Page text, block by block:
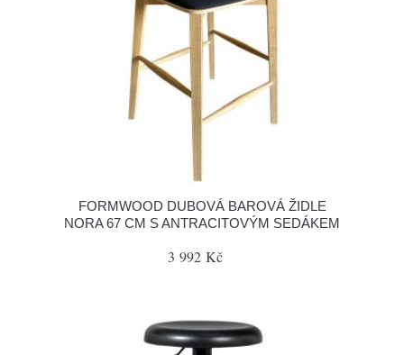
FORMWOOD DUBOVÁ BAROVÁ ŽIDLE
NORA 67 CM S ANTRACITOVÝM SEDÁKEM
3 992 Kč